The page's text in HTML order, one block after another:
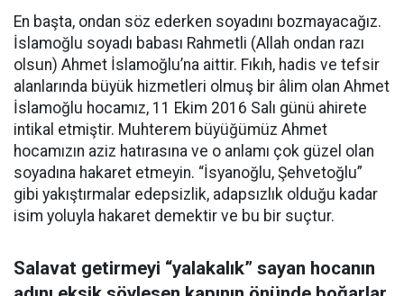
En başta, ondan söz ederken soyadını bozmayacağız.
İslamoğlu soyadı babası Rahmetli (Allah ondan razı
olsun) Ahmet İslamoğlu’na aittir. Fıkıh, hadis ve tefsir
alanlarında büyük hizmetleri olmuş bir âlim olan Ahmet
İslamoğlu hocamız, 11 Ekim 2016 Salı günü ahirete
intikal etmiştir. Muhterem büyüğümüz Ahmet
hocamızın aziz hatırasına ve o anlamı çok güzel olan
soyadına hakaret etmeyin. “İsyanoğlu, Şehvetoğlu”
gibi yakıştırmalar edepsizlik, adapsızlık olduğu kadar
isim yoluyla hakaret demektir ve bu bir suçtur.
Salavat getirmeyi “yalakalık” sayan hocanın